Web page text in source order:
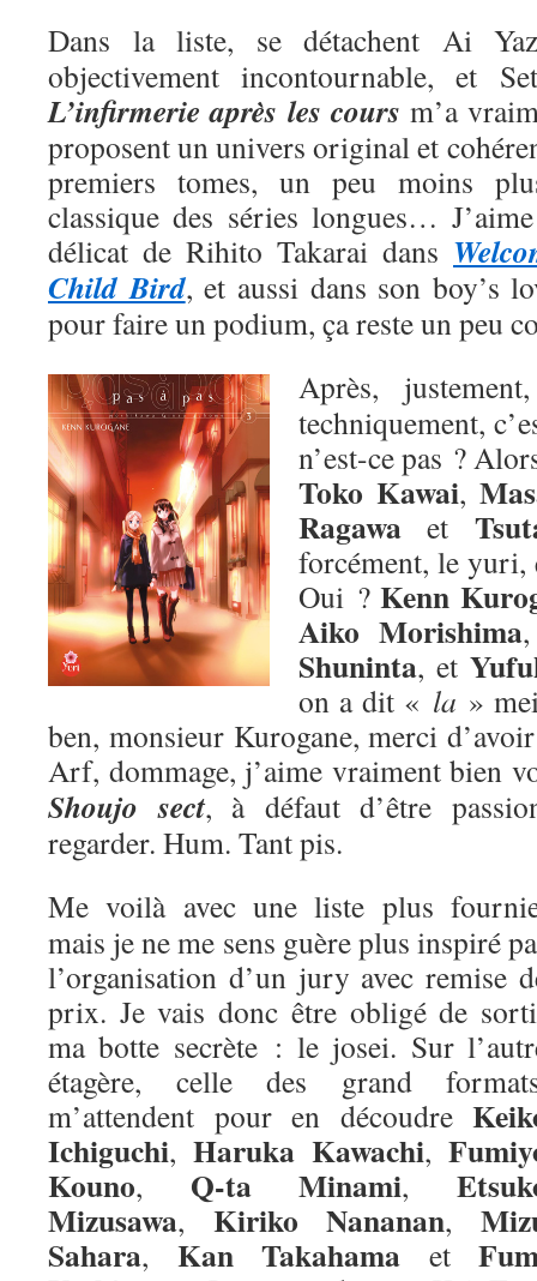
Dans la liste, se détachent Ai
objectivement incontournable, et
L’infirmerie après les cours m’a
proposent un univers original et
premiers tomes, un peu moins
classique des séries longues…
délicat de Rihito Takarai dans
Child Bird, et aussi dans son boy’s
pour faire un podium, ça reste un peu
Après,
techniquement,
n’est-ce pas ?
Toko Kawai,
Ragawa et
forcément, le yuri,
Oui ?Kenn
Aiko Morishima
Shuninta, et
on a dit « la »
ben, monsieur Kurogane, merci
Arf, dommage, j’aime vraiment bien
Shoujo sect, à défaut d’être
regarder. Hum. Tant pis.
Me voilà avec une liste plus
mais je ne me sens guère plus inspiré
l’organisation d’un jury avec remise
prix. Je vais donc être obligé de
ma botte secrète : le josei. Sur
étagère, celle des grand
m’attendent pour en découdre
Ichiguchi, Haruka Kawachi,
Kouno, Q-ta Minami,
Mizusawa, Kiriko Nananan,
Sahara, Kan Takahama et